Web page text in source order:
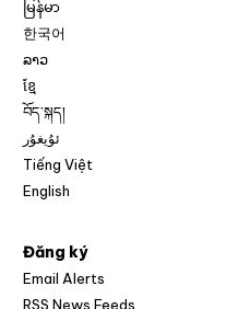
မြန်မာ
한국어
ລາວ
ខ្មែ
བོད་སྐད།
ئۇيغۇر
Tiếng Việt
English
Đăng ký
Email Alerts
RSS News Feeds